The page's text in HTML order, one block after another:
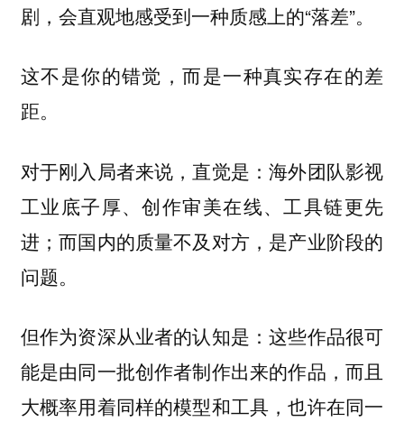
剧，会直观地感受到一种质感上的“落差”。
这不是你的错觉，而是一种真实存在的差
距。
对于刚入局者来说，直觉是：海外团队影视
工业底子厚、创作审美在线、工具链更先
进；而国内的质量不及对方，是产业阶段的
问题。
但作为资深从业者的认知是：这些作品很可
能是由同一批创作者制作出来的作品，而且
大概率用着同样的模型和工具，也许在同一